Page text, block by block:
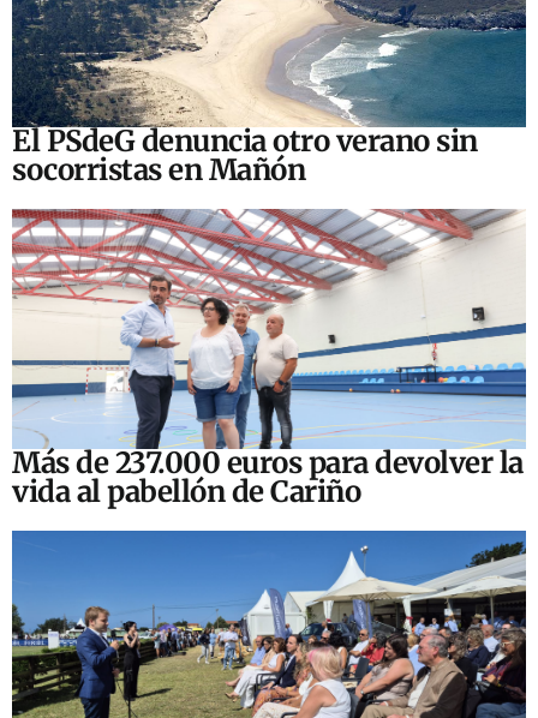
El PSdeG denuncia otro verano sin
socorristas en Mañón
Más de 237.000 euros para devolver la
vida al pabellón de Cariño